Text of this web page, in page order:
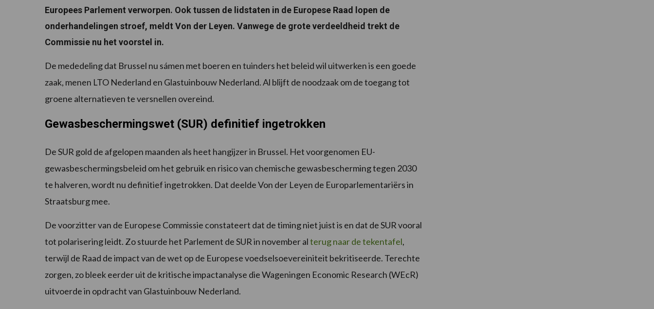
Europees Parlement verworpen. Ook tussen de lidstaten in de Europese Raad lopen de
onderhandelingen stroef, meldt Von der Leyen. Vanwege de grote verdeeldheid trekt de
Commissie nu het voorstel in.
De mededeling dat Brussel nu sámen met boeren en tuinders het beleid wil uitwerken is een goede
zaak, menen LTO Nederland en Glastuinbouw Nederland. Al blijft de noodzaak om de toegang tot
groene alternatieven te versnellen overeind.
Gewasbeschermingswet (SUR) definitief ingetrokken
De SUR gold de afgelopen maanden als heet hangijzer in Brussel. Het voorgenomen EU-
gewasbeschermingsbeleid om het gebruik en risico van chemische gewasbescherming tegen 2030
te halveren, wordt nu definitief ingetrokken. Dat deelde Von der Leyen de Europarlementariërs in
Straatsburg mee.
De voorzitter van de Europese Commissie constateert dat de timing niet juist is en dat de SUR vooral
tot polarisering leidt. Zo stuurde het Parlement de SUR in november alterug naar de tekentafel,
terwijl de Raad de impact van de wet op de Europese voedselsoevereiniteit bekritiseerde. Terechte
zorgen, zo bleek eerder uit de kritische impactanalyse die Wageningen Economic Research (WEcR)
uitvoerde in opdracht van Glastuinbouw Nederland.